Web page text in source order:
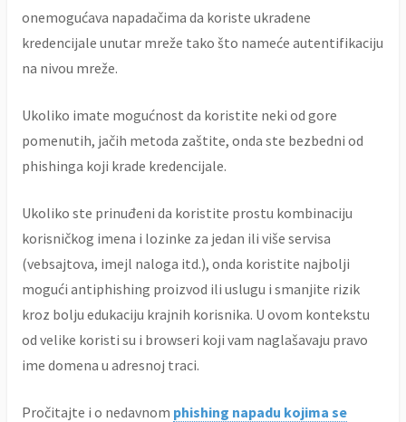
onemogućava napadačima da koriste ukradene
kredencijale unutar mreže tako što nameće autentifikaciju
na nivou mreže.
Ukoliko imate mogućnost da koristite neki od gore
pomenutih, jačih metoda zaštite, onda ste bezbedni od
phishinga koji krade kredencijale.
Ukoliko ste prinuđeni da koristite prostu kombinaciju
korisničkog imena i lozinke za jedan ili više servisa
(vebsajtova, imejl naloga itd.), onda koristite najbolji
mogući antiphishing proizvod ili uslugu i smanjite rizik
kroz bolju edukaciju krajnih korisnika. U ovom kontekstu
od velike koristi su i browseri koji vam naglašavaju pravo
ime domena u adresnoj traci.
Pročitajte i o nedavnom phishing napadu kojima se